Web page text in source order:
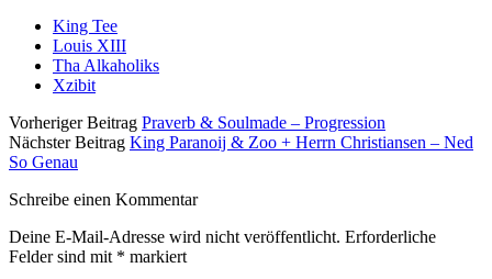
King Tee
Louis XIII
Tha Alkaholiks
Xzibit
Vorheriger Beitrag Praverb & Soulmade – Progression
Nächster Beitrag King Paranoij & Zoo + Herrn Christiansen – Ned
So Genau
Schreibe einen Kommentar
Deine E-Mail-Adresse wird nicht veröffentlicht. Erforderliche
Felder sind mit * markiert